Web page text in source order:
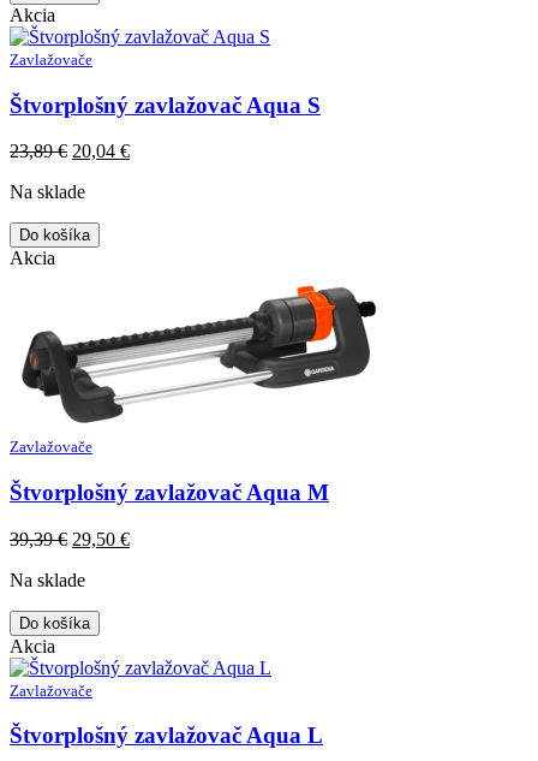
Akcia
Zavlažovače
Štvorplošný zavlažovač Aqua S
23,89€ Original
was:
20,04 €Current
Na sklade
Do košíka
Akcia
Zavlažovače
Štvorplošný zavlažovač Aqua M
39,39€ Original
was:
29,50 €Current
Na sklade
Do košíka
Akcia
Zavlažovače
Štvorplošný zavlažovač Aqua L